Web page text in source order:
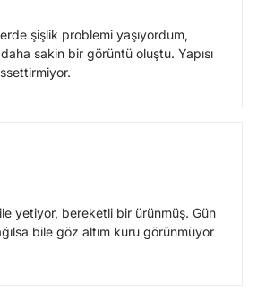
şişlik problemi yaşıyordum,
sakin bir görüntü oluştu. Yapısı
yetiyor, bereketli bir ürünmüş. Gün
bile göz altım kuru görünmüyor